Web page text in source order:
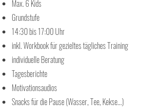
Max. 6 Kids
Grundstufe
14:30 bis 17:00 Uhr
inkl. Workbook für gezieltes tägliches Training
individuelle Beratung
Tagesberichte
Motivationsaudios
Snacks für die Pause (Wasser, Tee, Kekse...)